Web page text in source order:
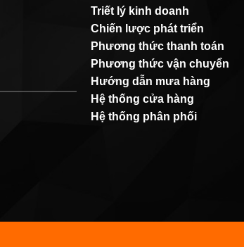
Triết lý kinh doanh
Chiến lược phát triển
Phương thức thanh toán
Phương thức vận chuyển
Hướng dẫn mưa hàng
Hệ thống cửa hàng
Hệ thống phân phối